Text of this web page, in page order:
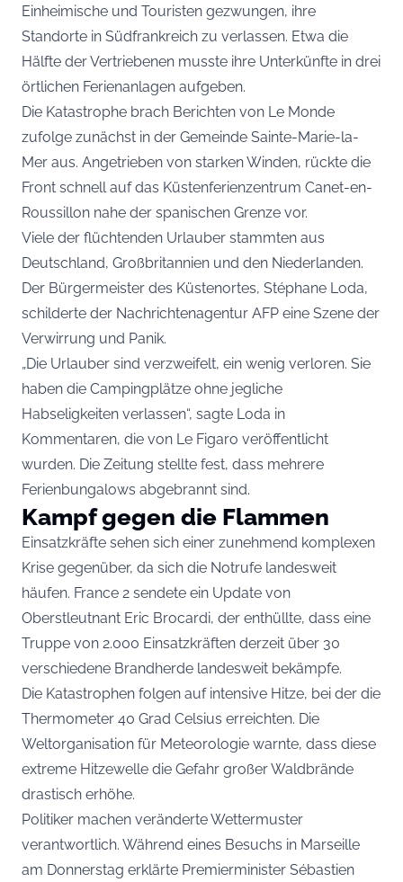
Einheimische und Touristen gezwungen, ihre
Standorte in Südfrankreich zu verlassen. Etwa die
Hälfte der Vertriebenen musste ihre Unterkünfte in drei
örtlichen Ferienanlagen aufgeben.
Die Katastrophe brach Berichten von Le Monde
zufolge zunächst in der Gemeinde Sainte-Marie-la-
Mer aus. Angetrieben von starken Winden, rückte die
Front schnell auf das Küstenferienzentrum Canet-en-
Roussillon nahe der spanischen Grenze vor.
Viele der flüchtenden Urlauber stammten aus
Deutschland, Großbritannien und den Niederlanden.
Der Bürgermeister des Küstenortes, Stéphane Loda,
schilderte der Nachrichtenagentur AFP eine Szene der
Verwirrung und Panik.
„Die Urlauber sind verzweifelt, ein wenig verloren. Sie
haben die Campingplätze ohne jegliche
Habseligkeiten verlassen“, sagte Loda in
Kommentaren, die von Le Figaro veröffentlicht
wurden. Die Zeitung stellte fest, dass mehrere
Ferienbungalows abgebrannt sind.
Kampf gegen die Flammen
Einsatzkräfte sehen sich einer zunehmend komplexen
Krise gegenüber, da sich die Notrufe landesweit
häufen. France 2 sendete ein Update von
Oberstleutnant Eric Brocardi, der enthüllte, dass eine
Truppe von 2.000 Einsatzkräften derzeit über 30
verschiedene Brandherde landesweit bekämpfe.
Die Katastrophen folgen auf intensive Hitze, bei der die
Thermometer 40 Grad Celsius erreichten. Die
Weltorganisation für Meteorologie warnte, dass diese
extreme Hitzewelle die Gefahr großer Waldbrände
drastisch erhöhe.
Politiker machen veränderte Wettermuster
verantwortlich. Während eines Besuchs in Marseille
am Donnerstag erklärte Premierminister Sébastien